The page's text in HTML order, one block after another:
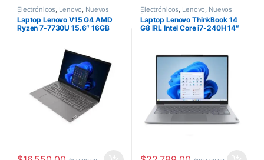
Electrónicos Lenovo Nuevos
Productos
Laptop Lenovo V15 G4 AMD
Ryzen 7-7730U 15.6″ 16GB
Electrónicos Lenovo Nuevos
Productos
Laptop Lenovo ThinkBook 14
G8 IRL Intel Core i7-240H 14″